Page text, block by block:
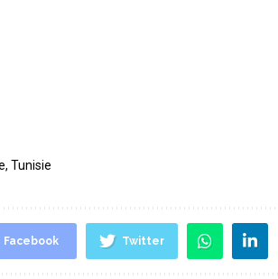
, Tunisie
Facebook Twitter